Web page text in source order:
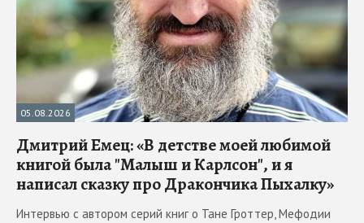
05.08.2026
Дмитрий Емец: «В детстве моей любимой
книгой была "Малыш и Карлсон", и я
написал сказку про Дракончика Пыхалку»
Интервью с автором серий книг о Тане Гроттер, Мефодии